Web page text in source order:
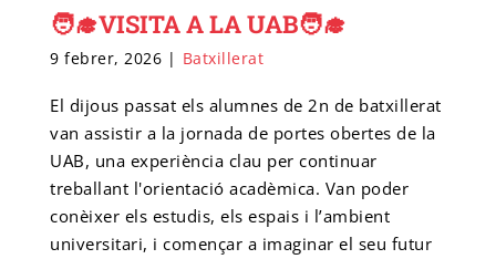
🧑‍🎓VISITA A LA UAB🧑‍🎓
9 febrer, 2026 | Batxillerat
El dijous passat els alumnes de 2n de batxillerat
van assistir a la jornada de portes obertes de la
UAB, una experiència clau per continuar
treballant l'orientació acadèmica. Van poder
conèixer els estudis, els espais i l’ambient
universitari, i començar a imaginar el seu futur